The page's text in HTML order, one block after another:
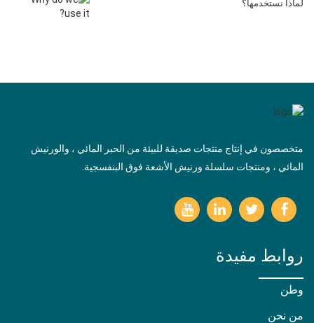
لماذا نستخدمها؟
متخصصون في إنتاج منتجات صديقة للبيئة من الحبر المائي ، والورنيش
المائي ، ومنتجات سلسلة ورنيش الأشعة فوق البنفسجية.
روابط مفيدة
وطن
من نحن